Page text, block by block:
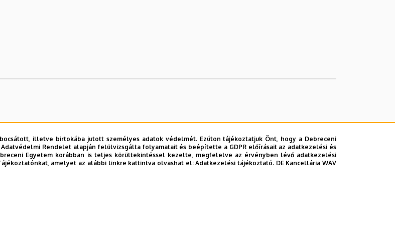
illetve birtokába jutott személyes adatok védelmét. Ezúton tájékoztatjuk Önt, hogy a Debreceni
Rendelet alapján felülvizsgálta folyamatait és beépítette a GDPR előírásait az adatkezelési és
Egyetem korábban is teljes körültekintéssel kezelte, megfelelve az érvényben lévő adatkezelési
amelyet az alábbi linkre kattintva olvashat el:Adatkezelési tájékoztató. DE Kancellária WAV